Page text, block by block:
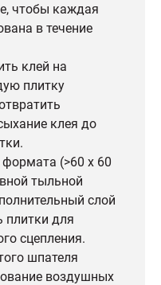
чтобы каждая
в течение
клей на
плитку
клея до
(>60 x 60
тыльной
слой
плитки для
сцепления.
шпателя
воздушных